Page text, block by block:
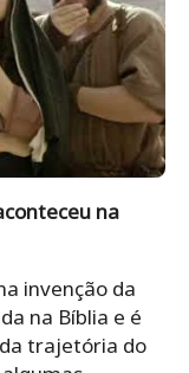
na
invenção da
na Bíblia e é
trajetória do